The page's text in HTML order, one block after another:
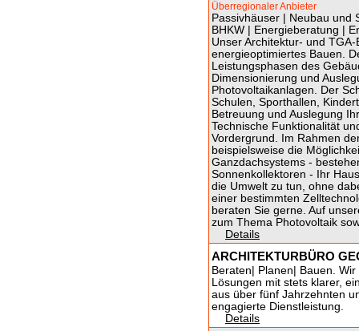
Überregionaler Anbieter
Passivhäuser | Neubau und
BHKW | Energieberatung |
Unser Architektur- und
energieoptimiertes Bauen.
Leistungsphasen des
Dimensionierung und
Photovoltaikanlagen. Der
Schulen, Sporthallen,
Betreuung und Auslegung
Technische Funktionalität
Vordergrund. Im Rahmen
beispielsweise die
Ganzdachsystems -
Sonnenkollektoren - Ihr
die Umwelt zu tun, ohne
einer bestimmten
beraten Sie gerne. Auf
zum Thema Photovoltaik
Details
ARCHITEKTURBÜRO
Beraten| Planen| Bauen.
Lösungen mit stets klarer,
aus über fünf Jahrzehnten
engagierte Dienstleistung.
Details